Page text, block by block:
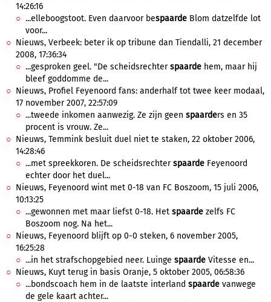
14:26:16
...elleboogstoot. Even daarvoor bespaarde Blom datzelfde lot
voor...
Nieuws, Verbeek: beter ik op tribune dan Tiendalli, 21 december
2008, 17:36:34
...gesproken geel. "De scheidsrechterspaarde hem, maar hij
bleef goddomme de...
Nieuws, Profiel Feyenoord fans: anderhalf tot twee keer modaal,
17 november 2007, 22:57:09
...tweede inkomen aanwezig. Ze zijn geen spaarders en 35
procent is vrouw. Ze...
Nieuws, Temmink besluit duel niet te staken, 22 oktober 2006,
14:28:46
...met spreekkoren. De scheidsrechterspaarde Feyenoord
echter door het duel...
Nieuws, Feyenoord wint met 0-18 van FC Boszoom, 15 juli 2006,
10:13:25
...gewonnen met maar liefst 0-18. Het spaarde zelfs FC
Boszoom nog. Na het...
Nieuws, Feyenoord blijft op 0-0 steken, 6 november 2005,
16:25:28
...in het strafschopgebied neer. Luinge spaarde Vitesse en...
Nieuws, Kuyt terug in basis Oranje, 5 oktober 2005, 06:58:36
...bondscoach hem in de laatste interland spaarde vanwege
de gele kaart achter...